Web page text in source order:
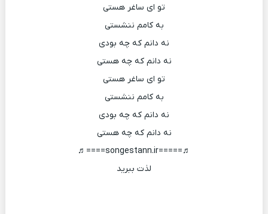
تو ای ساغر هستی
به کامم ننشستی
نه دانم که چه بودی
نه دانم که چه هستی
تو ای ساغر هستی
به کامم ننشستی
نه دانم که چه بودی
نه دانم که چه هستی
♬=====songestann.ir====♬
لذت ببرید